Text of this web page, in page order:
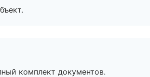
комплект документов.